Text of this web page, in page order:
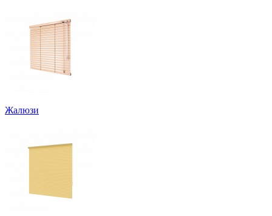
Жалюзи